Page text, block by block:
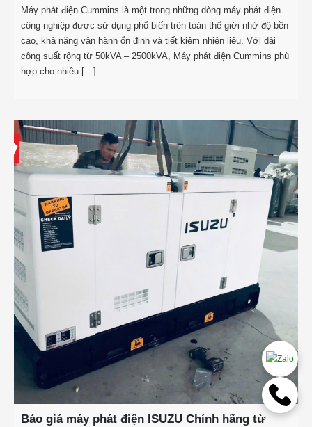
Máy phát điện Cummins là một trong những dòng máy phát điện
công nghiệp được sử dụng phổ biến trên toàn thế giới nhờ độ bền
cao, khả năng vận hành ổn định và tiết kiệm nhiên liệu. Với dải
công suất rộng từ 50kVA – 2500kVA, Máy phát điện Cummins phù
hợp cho nhiều […]
Báo giá máy phát điện ISUZU Chính hãng từ